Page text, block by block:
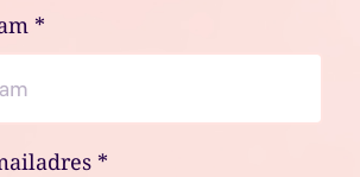
*
*